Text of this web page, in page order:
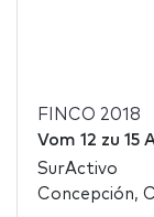
FINCO 2018
Vom 12 zu 15
SurActivo
Concepción,